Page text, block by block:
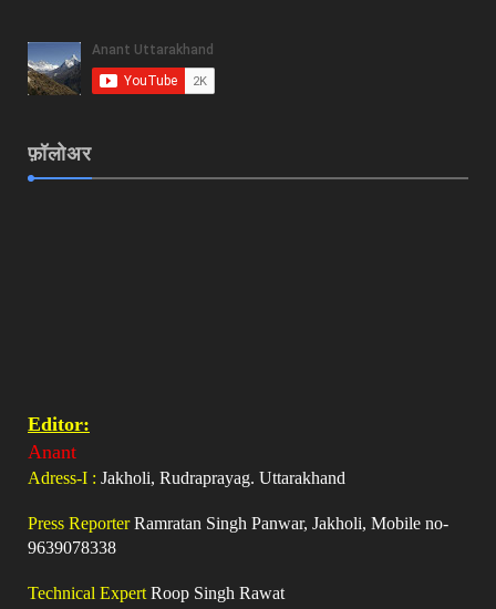
फ़ॉलोअर
Editor:
Anant
Adress-I : Jakholi, Rudraprayag. Uttarakhand
Press ReporterRamratan Singh Panwar, Jakholi, Mobile no-
9639078338
Technical Expert Roop Singh Rawat